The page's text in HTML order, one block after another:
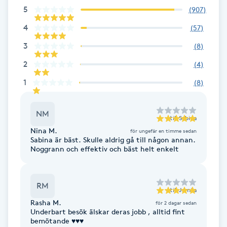
IPL hårborttagning
IR-massage
Japansk massage
Katun fransar
Kemisk peeling
Keratinbehandling
5 (907)
4 (57)
3 (8)
2 (4)
1 (8)
NM till Sabina
Nina M. för ungefär en timme sedan
Sabina är bäst. Skulle aldrig gå till någon annan.
Noggrann och effektiv och bäst helt enkelt
RM till Jamila
Rasha M. för 2 dagar sedan
Underbart besök älskar deras jobb , alltid fint
bemötande ♥️♥️♥️